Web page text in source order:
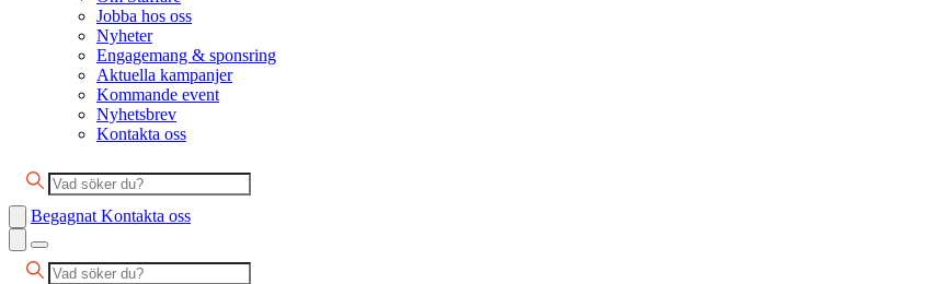
Jobba hos oss
Nyheter
Engagemang & sponsring
Aktuella kampanjer
Kommande event
Nyhetsbrev
Kontakta oss
Begagnat Kontakta oss